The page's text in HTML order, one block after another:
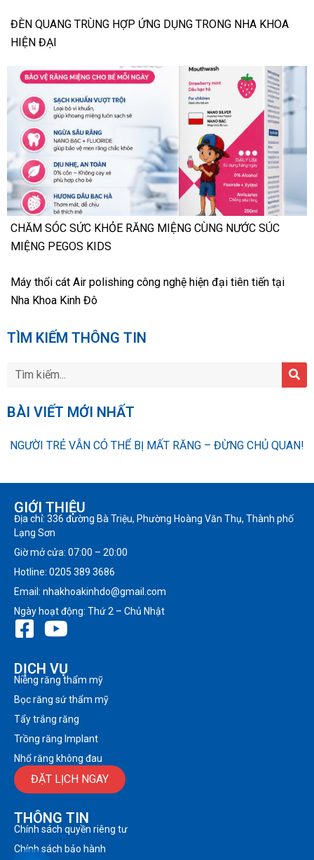
ĐÈN QUANG TRÙNG HỢP ỨNG DỤNG TRONG NHA KHOA
HIỆN ĐẠI
CHĂM SÓC SỨC KHỎE RĂNG MIỆNG CÙNG NƯỚC SÚC
MIỆNG PEGOS KIDS
Máy thổi cát Air polishing công nghệ hiện đại tiên tiến tại
Nha Khoa Kinh Đô
TÌM KIẾM THÔNG TIN
BÀI VIẾT MỚI NHẤT
NGƯỜI TRẺ VẪN CÓ THỂ BỊ MẤT RĂNG – ĐỪNG CHỦ QUAN!
GIỚI THIỆU
Địa chỉ: 336 đường Bà Triệu, Phường Hoàng Văn Thụ, Thành phố
Lạng Sơn
Giờ mở cửa: 07:00 – 20:00
Hotline: 0205 389 3686
Email: nhakhoakinhdo@gmail.com
Ngày hoạt động: Thứ 2 – Chủ Nhật
DỊCH VỤ
Niềng răng thẩm mỹ
Bọc răng sứ thẩm mỹ
Tẩy trắng răng
Trồng răng Implant
Nhổ răng không đau
ĐẶT LỊCH NGAY
THÔNG TIN
Chính sách quyền riêng tư
Chính sách bảo hành